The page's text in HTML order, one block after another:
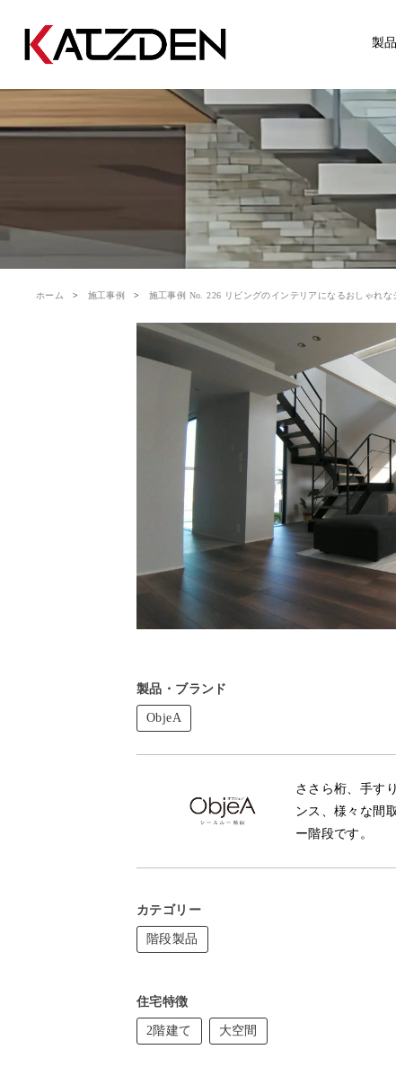
製
ホーム 施工事例 施工事例 No. 226 リビングのインテリアになるおしゃれ
製品・ブランド
ObjeA
ささら桁、手す
ンス、様々な間
ー階段です。
カテゴリー
階段製品
住宅特徴
2階建て 大空間